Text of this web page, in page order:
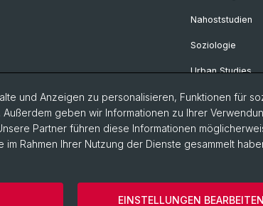
Nahoststudien
Soziologie
Urban Studies
Philosophisch-Historische Fakultät
und Anzeigen zu personalisieren, Funktionen für
geben wir Informationen zu Ihrer
Partner führen diese Informationen
Rahmen Ihrer Nutzung der Dienste gesammelt
EINSTELLUNGEN BEARBEITEN